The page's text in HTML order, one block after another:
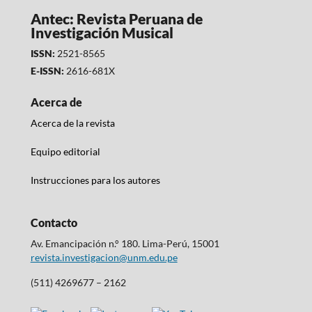
Antec: Revista Peruana de
Investigación Musical
ISSN: 2521-8565
E-ISSN: 2616-681X
Acerca de
Acerca de la revista
Equipo editorial
Instrucciones para los autores
Contacto
Av. Emancipación n.° 180. Lima-Perú, 15001
revista.investigacion@unm.edu.pe
(511) 4269677 – 2162